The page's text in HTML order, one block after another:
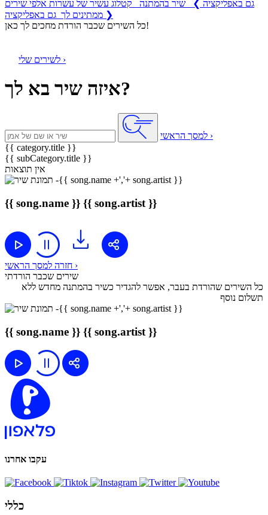
גם באפליקציה ❯
שיר בהמתנה קטלוג עשיר של עשרות אלפי שירים
ממתינים לך גם באפליקציה ❯
כל השירים שכבר הורדת מחכים לך כאן!
לשירים שלי ›
איזה שיר בא לך?
למסך הראשי ›
{{ category.title }}
{{ subCategory.title }}
אין תוצאות
{{ song.name }} {{ song.artist }}
חזרה למסך הראשי ›
שירים שכבר הורדתי
כל השירים שהורדת בעבר, אפשר להגדיר כשיר בהמתנה מחדש ללא
תשלום נוסף
{{ song.name }} {{ song.artist }}
עקבו אחרנו
כללי